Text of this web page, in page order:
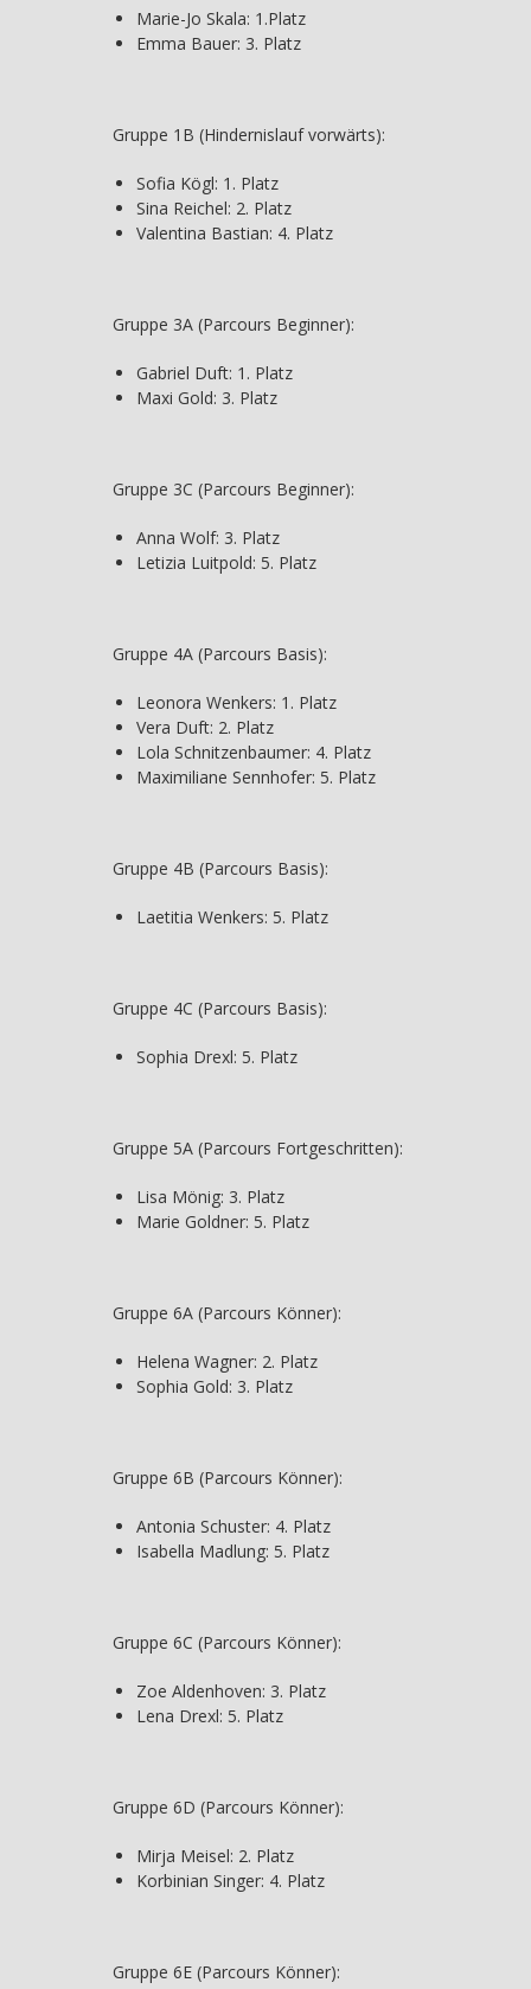
Marie-Jo Skala: 1.Platz
Emma Bauer: 3. Platz
Gruppe 1B (Hindernislauf vorwärts):
Sofia Kögl: 1. Platz
Sina Reichel: 2. Platz
Valentina Bastian: 4. Platz
Gruppe 3A (Parcours Beginner):
Gabriel Duft: 1. Platz
Maxi Gold: 3. Platz
Gruppe 3C (Parcours Beginner):
Anna Wolf: 3. Platz
Letizia Luitpold: 5. Platz
Gruppe 4A (Parcours Basis):
Leonora Wenkers: 1. Platz
Vera Duft: 2. Platz
Lola Schnitzenbaumer: 4. Platz
Maximiliane Sennhofer: 5. Platz
Gruppe 4B (Parcours Basis):
Laetitia Wenkers: 5. Platz
Gruppe 4C (Parcours Basis):
Sophia Drexl: 5. Platz
Gruppe 5A (Parcours Fortgeschritten):
Lisa Mönig: 3. Platz
Marie Goldner: 5. Platz
Gruppe 6A (Parcours Könner):
Helena Wagner: 2. Platz
Sophia Gold: 3. Platz
Gruppe 6B (Parcours Könner):
Antonia Schuster: 4. Platz
Isabella Madlung: 5. Platz
Gruppe 6C (Parcours Könner):
Zoe Aldenhoven: 3. Platz
Lena Drexl: 5. Platz
Gruppe 6D (Parcours Könner):
Mirja Meisel: 2. Platz
Korbinian Singer: 4. Platz
Gruppe 6E (Parcours Könner):